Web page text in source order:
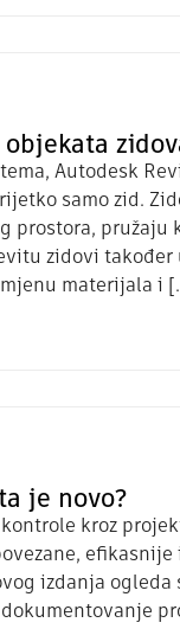
Autodesk
samo zid.
prostora,
zidovi
materijala i
je novo?
kroz
izdanja ogleda